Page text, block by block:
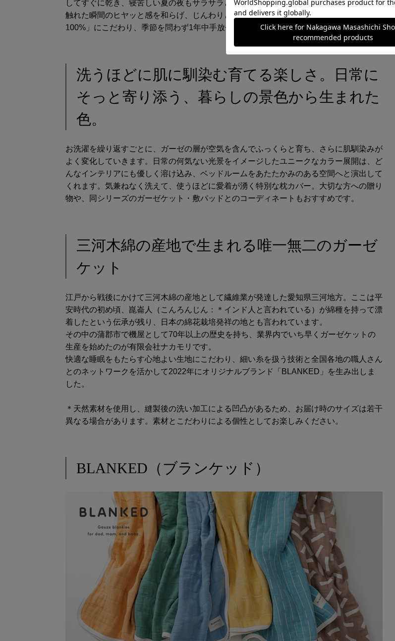
してすぐに乾き、寝苦しい夏の夜もサラサラとした快適さをキープ。さらに、冬場は肌に
触れた瞬間のヒヤッと感を和らげ、じんわりとした温もりで頭部を包み込みます。「綿
100%」にこだわり、季節を問わず1年中手放せない1枚です。
洗うほどに肌に馴染む育てる楽しさ。日常に
そっと寄り添う、暮らしの景色から生まれた
色。
お洗濯を繰り返すごとに、ガーゼの層が空気を含んでふっくらと育ち、さらに肌馴染みが
よく変化していきます。日常の何気ない光景をイメージしたユニークなカラー展開は、ど
んなインテリアにも優しく溶け込み、ベッドルームをあたたかみのある空間へと演出して
くれます。気兼ねなく洗えて、使うほどに愛着が湧く特別な枕カバー。大切な方への贈り
物や、同シリーズのガーゼケット・敷パッドとのコーディネートもおすすめです。
三河木綿の産地で生まれる唯一無二のガーゼ
ケット
江戸から戦後にかけて三河木綿の産地として繊維業が発達した愛知県三河地方。ここは平
安時代の初め頃、崑崙人（こんろんじん：＊インド人と言われている）が綿種を持って漂
着したという伝承が残り、日本の綿花栽培発祥の地とも言われています。
その中の蒲郡市で機屋として70年以上の歴史を持ち、業界内でいち早くガーゼケットの
生産を始めたのが有限会社ナカモリです。
快適な睡眠をもたらす心地よい生地にこだわり、細い糸を扱う技術と全国各地の職人さん
とのネットワークを活かして2022年にオリジナルブランド「BLANKED」を生み出しま
した。
＊天然素材を使用し、縫製後の洗い加工による凹凸があるため、お届け時のサイズは若干
異なる場合があります。素材とこだわりによる個性としてお楽しみください。
BLANKED（ブランケッド）